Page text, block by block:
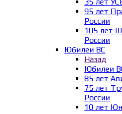
95 лет
России
105 лет
России
Юбилеи ВС
Назад
Юбилеи
85 лет
75 лет
России
10 лет